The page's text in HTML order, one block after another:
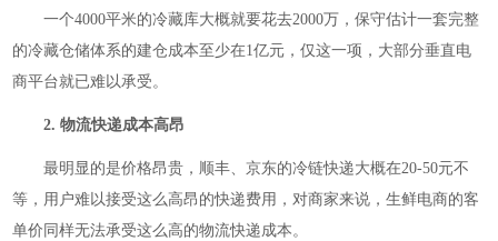
一个4000平米的冷藏库大概就要花去2000万，保守估计一套完整
的冷藏仓储体系的建仓成本至少在1亿元，仅这一项，大部分垂直电
商平台就已难以承受。
2. 物流快递成本高昂
最明显的是价格昂贵，顺丰、京东的冷链快递大概在20-50元不
等，用户难以接受这么高昂的快递费用，对商家来说，生鲜电商的客
单价同样无法承受这么高的物流快递成本。